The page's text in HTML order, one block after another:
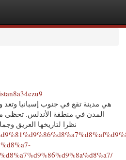
المدن في منطقة الأندلس. تحظى
نظرا لتاريخها العريق